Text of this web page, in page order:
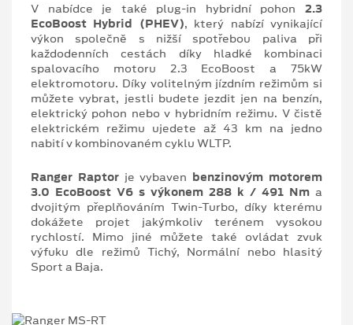
V nabídce je také plug-in hybridní pohon 2.3
EcoBoost Hybrid (PHEV), který nabízí vynikající
výkon společně s nižší spotřebou paliva při
každodenních cestách díky hladké kombinaci
spalovacího motoru 2.3 EcoBoost a 75kW
elektromotoru. Díky volitelným jízdním režimům si
můžete vybrat, jestli budete jezdit jen na benzín,
elektrický pohon nebo v hybridním režimu. V čistě
elektrickém režimu ujedete až 43 km na jedno
nabití v kombinovaném cyklu WLTP.
Ranger Raptorje vybaven benzinovým motorem
3.0 EcoBoost V6 s výkonem 288 k / 491 Nm a
dvojitým přeplňováním Twin-Turbo, díky kterému
dokážete projet jakýmkoliv terénem vysokou
rychlostí. Mimo jiné můžete také ovládat zvuk
výfuku dle režimů Tichý, Normální nebo hlasitý
Sport a Baja.